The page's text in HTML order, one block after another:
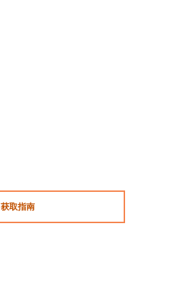
获取指南